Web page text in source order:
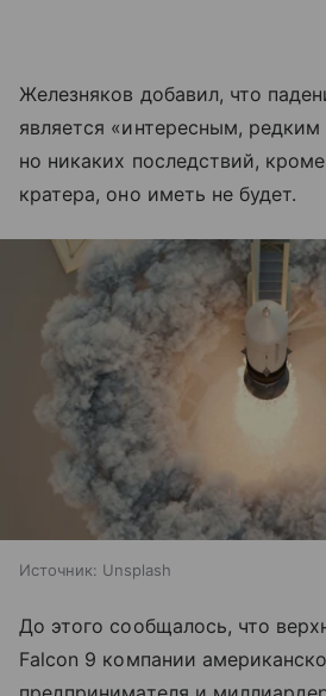
Железняков добавил, что
является «интересным,
но никаких последствий,
кратера, оно иметь не будет.
Источник: Unsplash
До этого сообщалось, что
Falcon 9 компании